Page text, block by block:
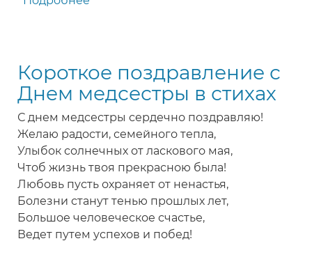
Днем
медицинских
сестер
в
стихах
Короткое поздравление с
Днем медсестры в стихах
С днем медсестры сердечно поздравляю!
Желаю радости, семейного тепла,
Улыбок солнечных от ласкового мая,
Чтоб жизнь твоя прекрасною была!
Любовь пусть охраняет от ненастья,
Болезни станут тенью прошлых лет,
Большое человеческое счастье,
Ведет путем успехов и побед!